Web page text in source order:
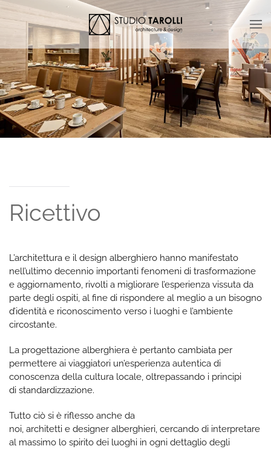
Skip to main content
Ricettivo
L’architettura e il design alberghiero hanno manifestato
nell’ultimo decennio importanti fenomeni di trasformazione
e aggiornamento, rivolti a migliorare l’esperienza vissuta da
parte degli ospiti, al fine di rispondere al meglio a un bisogno
d’identità e riconoscimento verso i luoghi e l’ambiente
circostante.
La progettazione alberghiera è pertanto cambiata per
permettere ai viaggiatori un’esperienza autentica di
conoscenza della cultura locale, oltrepassando i principi
di standardizzazione.
Tutto ciò si è riflesso anche da
noi, architetti e designer alberghieri, cercando di interpretare
al massimo lo spirito dei luoghi in ogni dettaglio degli